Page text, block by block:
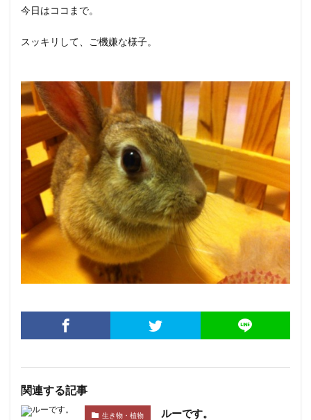
今日はココまで。
スッキリして、ご機嫌な様子。
関連する記事
生き物・植物 ルーです。